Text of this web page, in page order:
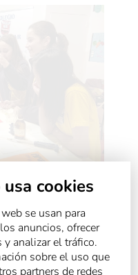
cookies
se usan para
anuncios, ofrecer
analizar el tráfico.
sobre el uso que
partners de redes